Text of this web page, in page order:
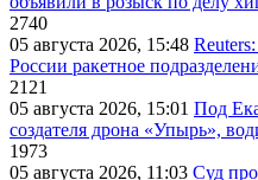
2740
05 августа 2026, 15:48
России ракетное
2121
05 августа 2026, 15:01 Под
создателя дрона «Упырь»,
1973
05 августа 2026, 11:03 Суд